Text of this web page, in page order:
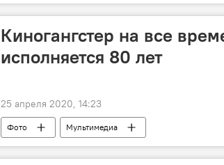
Пресс-центр
"Фронтовая перекличка"
Киногангстер на все
исполняется 80 лет
25 апреля 2020, 14:23
Фото Мультимедиа